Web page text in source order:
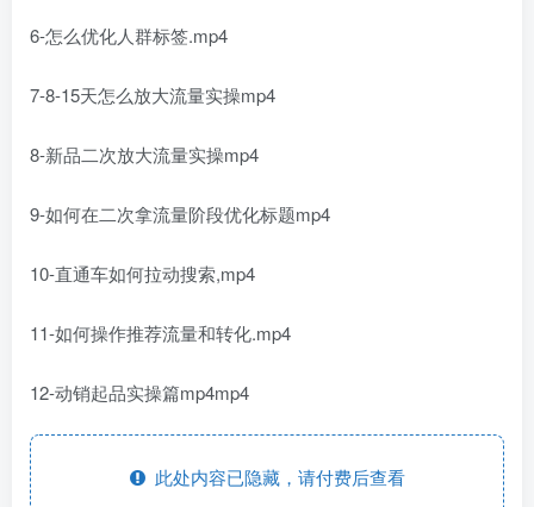
6-怎么优化人群标签.mp4
7-8-15天怎么放大流量实操mp4
8-新品二次放大流量实操mp4
9-如何在二次拿流量阶段优化标题mp4
10-直通车如何拉动搜索,mp4
11-如何操作推荐流量和转化.mp4
12-动销起品实操篇mp4mp4
此处内容已隐藏，请付费后查看